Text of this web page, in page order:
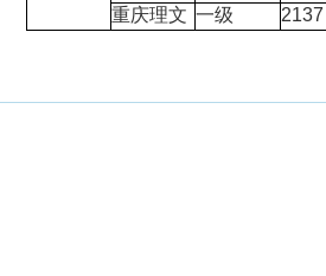
重庆理文 一级 2137